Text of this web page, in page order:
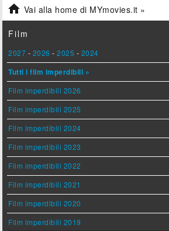
 Vai alla home di MYmovies.it »
Film
2027 - 2026 -2025 - 2024
Tutti i film imperdibili »
Film imperdibili 2026
Film imperdibili 2025
Film imperdibili 2024
Film imperdibili 2023
Film imperdibili 2022
Film imperdibili 2021
Film imperdibili 2020
Film imperdibili 2019